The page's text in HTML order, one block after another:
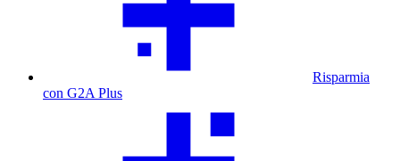
Risparmia
con G2A Plus